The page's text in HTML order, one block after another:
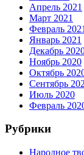
Апрель 2021
Март 2021
Февраль 2021
Январь 2021
Декабрь
Ноябрь 2020
Октябрь
Сентябрь
Июль 2020
Февраль
Рубрики
Народное